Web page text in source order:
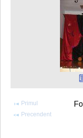
Primul
Precendent